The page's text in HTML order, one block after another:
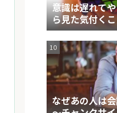
意識は遅れて
ら見た気付く
の仕組み～
なぜあの人は